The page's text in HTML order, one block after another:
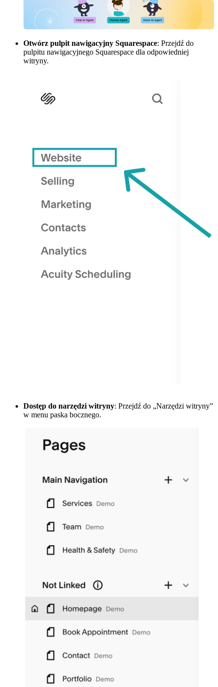
Otwórz pulpit nawigacyjny Squarespace: Przejdź do
pulpitu nawigacyjnego Squarespace dla odpowiedniej
witryny.
Dostęp do narzędzi witryny: Przejdź do „Narzędzi witryny”
w menu paska bocznego.